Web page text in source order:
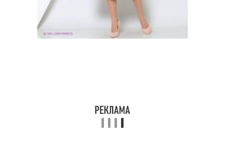
Юбка для работы Юбка с свитером